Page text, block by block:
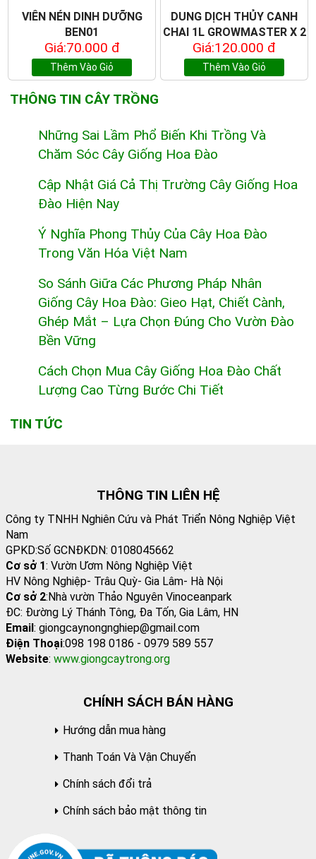
VIÊN NÉN DINH DƯỠNG
BEN01
Giá:70.000 đ
Thêm Vào Giỏ
DUNG DỊCH THỦY CANH
CHAI 1L GROWMASTER X 2
Giá:120.000 đ
Thêm Vào Giỏ
THÔNG TIN CÂY TRỒNG
Những Sai Lầm Phổ Biến Khi Trồng Và
Chăm Sóc Cây Giống Hoa Đào
Cập Nhật Giá Cả Thị Trường Cây Giống Hoa
Đào Hiện Nay
Ý Nghĩa Phong Thủy Của Cây Hoa Đào
Trong Văn Hóa Việt Nam
So Sánh Giữa Các Phương Pháp Nhân
Giống Cây Hoa Đào: Gieo Hạt, Chiết Cành,
Ghép Mắt – Lựa Chọn Đúng Cho Vườn Đào
Bền Vững
Cách Chọn Mua Cây Giống Hoa Đào Chất
Lượng Cao Từng Bước Chi Tiết
TIN TỨC
THÔNG TIN LIÊN HỆ
Công ty TNHH Nghiên Cứu và Phát Triển Nông Nghiệp Việt
Nam
GPKD:Số GCNĐKDN: 0108045662
Cơ sở 1: Vườn Ươm Nông Nghiệp Việt
HV Nông Nghiệp- Trâu Quỳ- Gia Lâm- Hà Nội
Cơ sở 2:Nhà vườn Thảo Nguyên Vinoceanpark
ĐC: Đường Lý Thánh Tông, Đa Tốn, Gia Lâm, HN
Email: giongcaynongnghiep@gmail.com
Điện Thoại:098 198 0186 - 0979 589 557
Website: www.giongcaytrong.org
CHÍNH SÁCH BÁN HÀNG
Hướng dẫn mua hàng
Thanh Toán Và Vận Chuyển
Chính sách đổi trả
Chính sách bảo mật thông tin